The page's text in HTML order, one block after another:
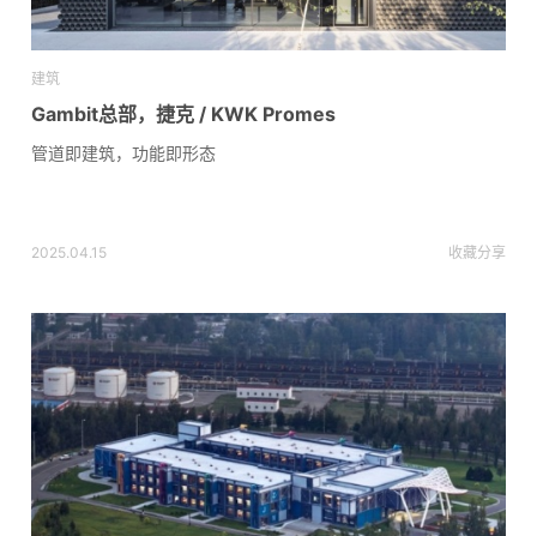
建筑
Gambit总部，捷克 / KWK Promes
管道即建筑，功能即形态
2025.04.15 收藏分享